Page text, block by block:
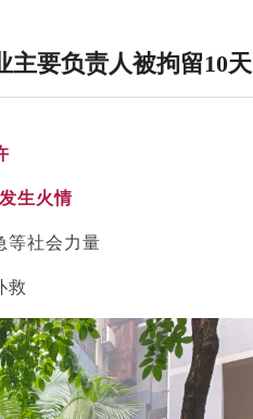
主要负责人被拘留10天
生火情
等社会力量
救